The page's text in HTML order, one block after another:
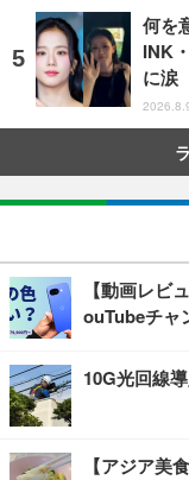
何を
INK
に涙
【動画レビ
ouTubeチャ
10G光回線
【アジア美